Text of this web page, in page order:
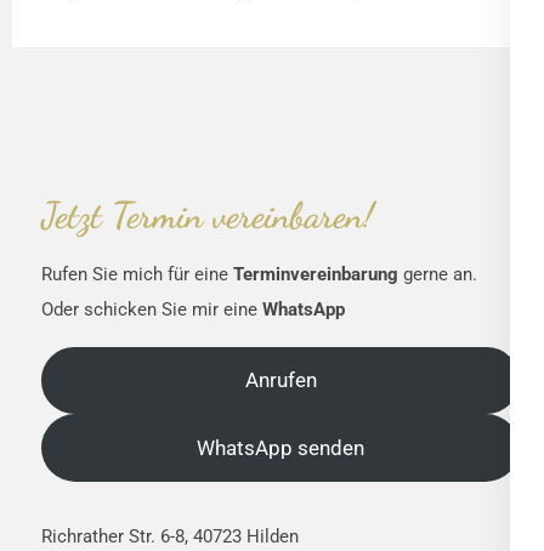
Jetzt Termin vereinbaren!
Rufen Sie mich für eine Terminvereinbarung gerne an.
Oder schicken Sie mir eine WhatsApp
Anrufen
WhatsApp senden
Richrather Str. 6-8, 40723 Hilden